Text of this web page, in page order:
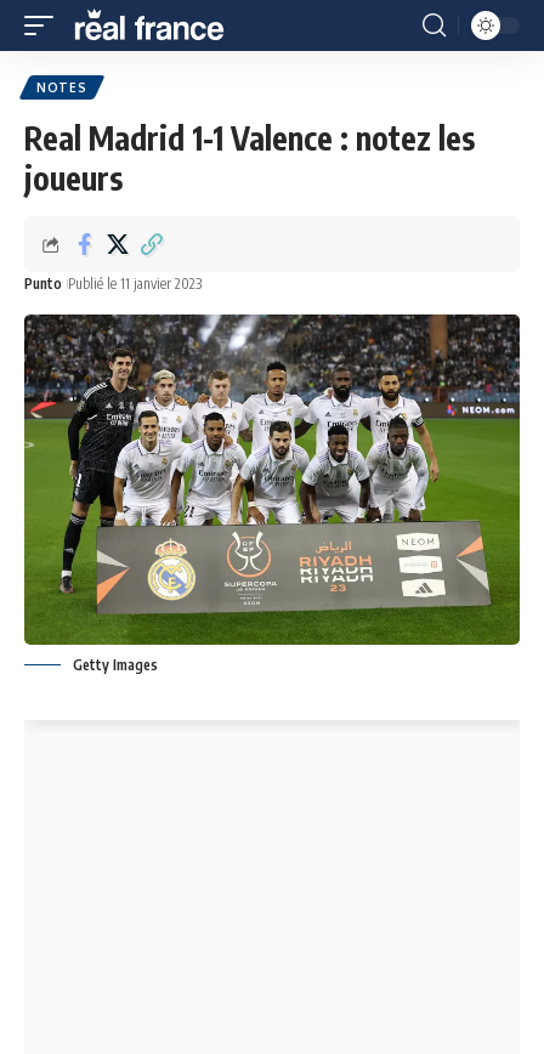
NOTES
Real Madrid 1-1 Valence : notez les
joueurs
Punto Publié le 11 janvier 2023
Getty Images